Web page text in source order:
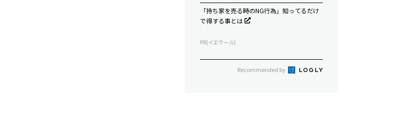
「持ち家を売る時のNG行為」知ってるだけ
で得する事とは
PR(イエウール)
Recommended by